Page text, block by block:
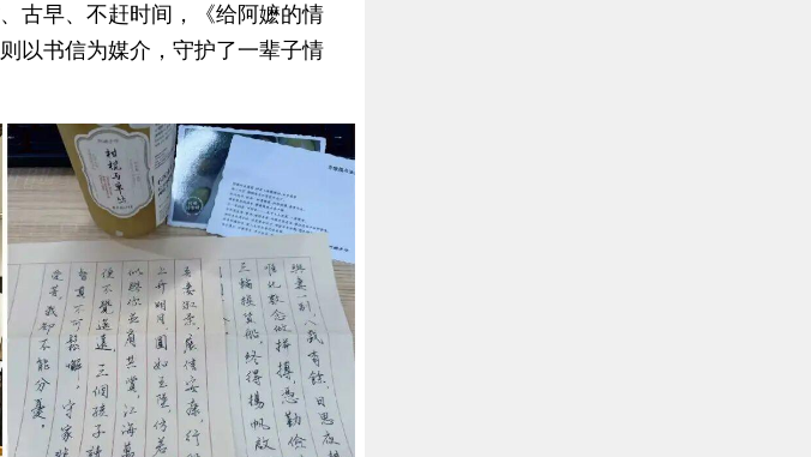
古早、不赶时间，《给阿嬷的情
以书信为媒介，守护了一辈子情